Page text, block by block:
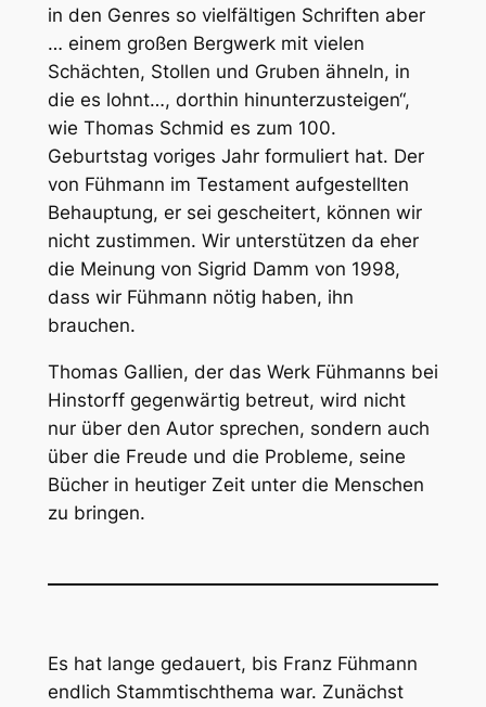
in den Genres so vielfältigen Schriften aber
… einem großen Bergwerk mit vielen
Schächten, Stollen und Gruben ähneln, in
die es lohnt…, dorthin hinunterzusteigen“,
wie Thomas Schmid es zum 100.
Geburtstag voriges Jahr formuliert hat. Der
von Fühmann im Testament aufgestellten
Behauptung, er sei gescheitert, können wir
nicht zustimmen. Wir unterstützen da eher
die Meinung von Sigrid Damm von 1998,
dass wir Fühmann nötig haben, ihn
brauchen.
Thomas Gallien, der das Werk Fühmanns bei
Hinstorff gegenwärtig betreut, wird nicht
nur über den Autor sprechen, sondern auch
über die Freude und die Probleme, seine
Bücher in heutiger Zeit unter die Menschen
zu bringen.
Es hat lange gedauert, bis Franz Fühmann
endlich Stammtischthema war. Zunächst